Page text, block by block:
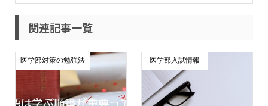
関連記事一覧
医学部対策の勉強法 医学部入試情報